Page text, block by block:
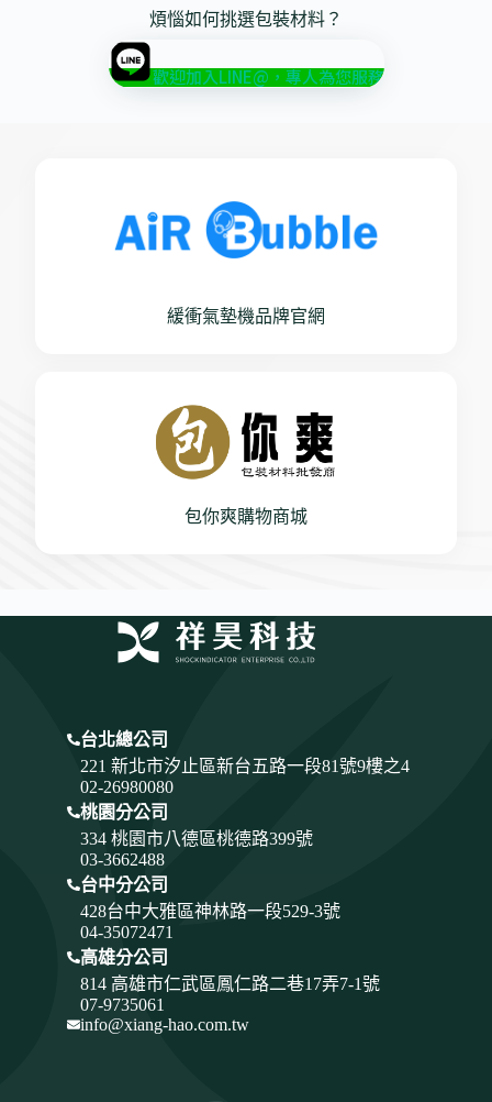
煩惱如何挑選包裝材料？
歡迎加入LINE@，專人為您服務
緩衝氣墊機品牌官網
包你爽購物商城
台北總公司
221 新北市汐止區新台五路一段81號9樓之4
02-26980080
桃園分公司
334 桃園市八德區桃德路399號
03-3662488
台中分公司
428台中大雅區神林路一段529-3號
04-35072471
高雄分公司
814 高雄市仁武區鳳仁路二巷17弄7-1號
07-9735061
info@xiang-hao.com.tw